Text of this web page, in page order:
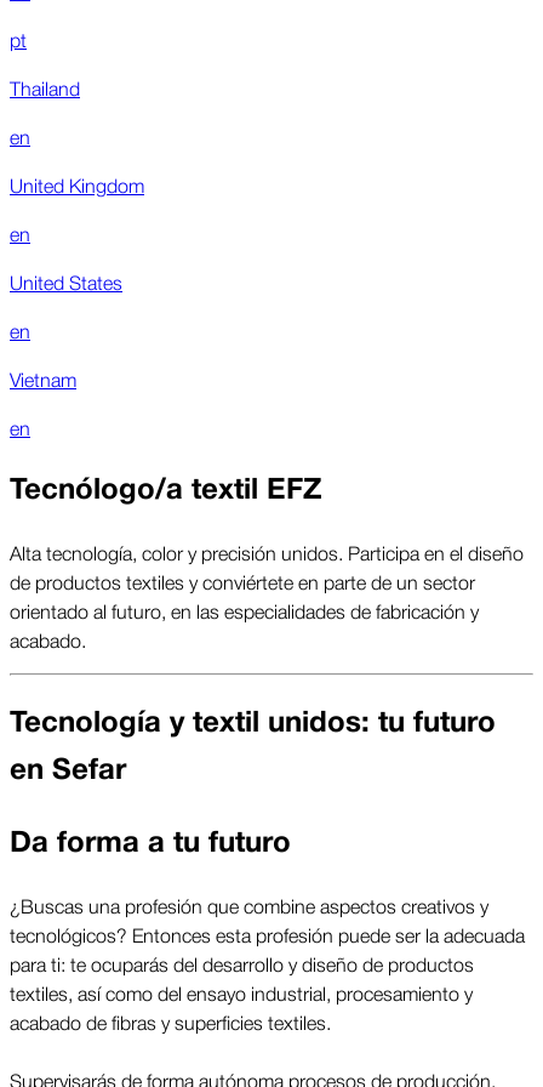
pt
Thailand
en
United Kingdom
en
United States
en
Vietnam
en
Tecnólogo/a textil EFZ
Alta tecnología, color y precisión unidos. Participa en el diseño
de productos textiles y conviértete en parte de un sector
orientado al futuro, en las especialidades de fabricación y
acabado.
Tecnología y textil unidos: tu futuro
en Sefar
Da forma a tu futuro
¿Buscas una profesión que combine aspectos creativos y
tecnológicos? Entonces esta profesión puede ser la adecuada
para ti: te ocuparás del desarrollo y diseño de productos
textiles, así como del ensayo industrial, procesamiento y
acabado de fibras y superficies textiles.
Supervisarás de forma autónoma procesos de producción,